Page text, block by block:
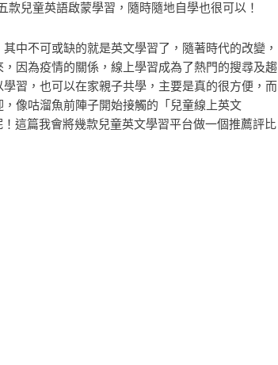
中不可或缺的就是英文學習了，隨著時代的改變，
因為疫情的關係，線上學習成為了熱門的搜尋及趨
習，也可以在家親子共學，主要是真的很方便，而
像咕溜魚前陣子開始接觸的「兒童線上英文
這篇我會將幾款兒童英文學習平台做一個推薦評比